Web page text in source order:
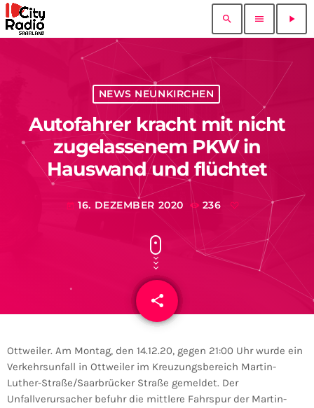
search menu play_arrow
NEWS NEUNKIRCHEN
Autofahrer kracht mit nicht
zugelassenem PKW in
Hauswand und flüchtet
today 16. DEZEMBER 2020 236
share
email
Ottweiler. Am Montag, den 14.12.20, gegen 21:00 Uhr wurde ein
Verkehrsunfall in Ottweiler im Kreuzungsbereich Martin-
Luther-Straße/Saarbrücker Straße gemeldet. Der
Unfallverursacher befuhr die mittlere Fahrspur der Martin-